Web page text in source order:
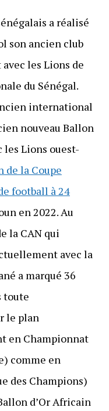
a réalisé
son ancien club
les Lions de
du Sénégal.
international
nouveau Ballon
les Lions ouest-
la Coupe
football à 24
en 2022. Au
la CAN qui
avec la
a marqué 36
toute
le plan
en Championnat
comme en
des Champions)
d’Or Africain